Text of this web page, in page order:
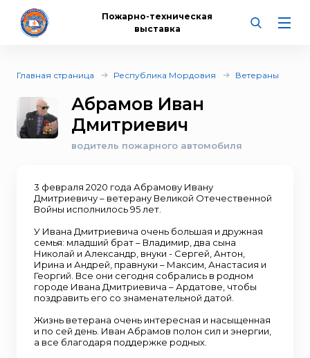
Пожарно-техническая
выставка
Главная страница Республика Мордовия Ветераны
Абрамов Иван
Дмитриевич
водитель пожарного автомобиля
3 февраля 2020 года Абрамову Ивану
Дмитриевичу – ветерану Великой Отечественной
Войны исполнилось 95 лет.
У Ивана Дмитриевича очень большая и дружная
семья: младший брат – Владимир, два сына
Николай и Александр, внуки - Сергей, Антон,
Ирина и Андрей, правнуки – Максим, Анастасия и
Георгий. Все они сегодня собрались в родном
городе Ивана Дмитриевича – Ардатове, чтобы
поздравить его со знаменательной датой.
Жизнь ветерана очень интересная и насыщенная
и по сей день. Иван Абрамов полон сил и энергии,
а все благодаря поддержке родных.